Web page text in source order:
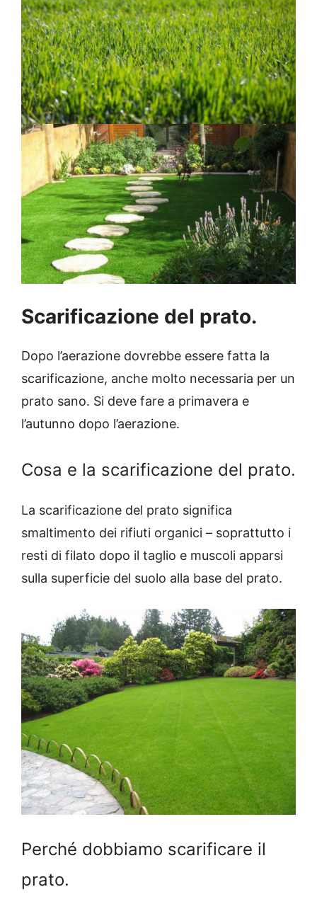
Scarificazione del prato.
Dopo l’aerazione dovrebbe essere fatta la
scarificazione, anche molto necessaria per un
prato sano. Si deve fare a primavera e
l’autunno dopo l’aerazione.
Cosa e la scarificazione del prato.
La scarificazione del prato significa
smaltimento dei rifiuti organici – soprattutto i
resti di filato dopo il taglio e muscoli apparsi
sulla superficie del suolo alla base del prato.
Perché dobbiamo scarificare il
prato.